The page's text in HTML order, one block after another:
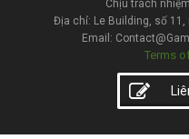
Chịu trách
Địa chỉ: Le Building, số 11,
Email:
Terms